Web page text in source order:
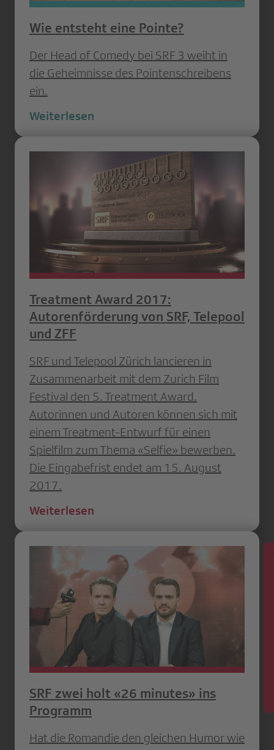
Wie entsteht eine Pointe?
Der Head of Comedy bei SRF 3 weiht in
die Geheimnisse des Pointenschreibens
ein.
Weiterlesen
Treatment Award 2017:
Autorenförderung von SRF, Telepool
und ZFF
SRF und Telepool Zürich lancieren in
Zusammenarbeit mit dem Zurich Film
Festival den 5. Treatment Award.
Autorinnen und Autoren können sich mit
einem Treatment-Entwurf für einen
Spielfilm zum Thema «Selfie» bewerben.
Die Eingabefrist endet am 15. August
2017.
Weiterlesen
SRF zwei holt «26 minutes» ins
Programm
Hat die Romandie den gleichen Humor wie